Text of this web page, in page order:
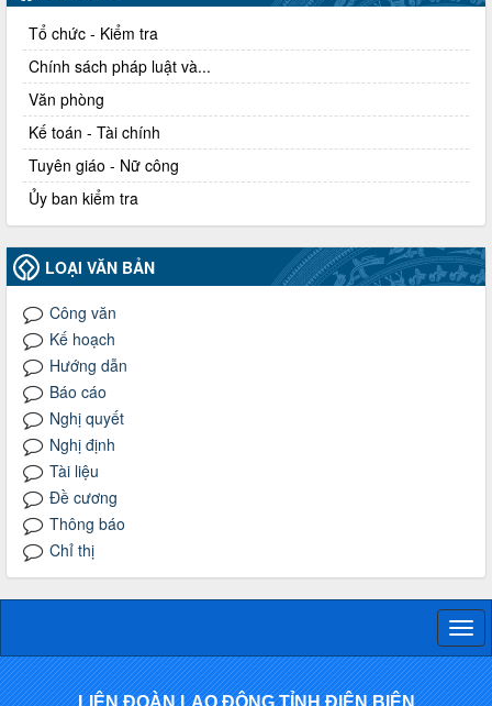
Tổ chức - Kiểm tra
Chính sách pháp luật và...
Văn phòng
Kế toán - Tài chính
Tuyên giáo - Nữ công
Ủy ban kiểm tra
LOẠI VĂN BẢN
Công văn
Kế hoạch
Hướng dẫn
Báo cáo
Nghị quyết
Nghị định
Tài liệu
Đề cương
Thông báo
Chỉ thị
LIÊN ĐOÀN LAO ĐỘNG TỈNH ĐIỆN BIÊN